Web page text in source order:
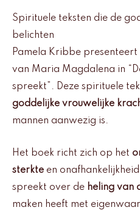
Spirituele teksten die de
belichten
Pamela Kribbe
van Maria Magdalena in
spreekt”. Deze spirituele
goddelijke vrouwelijke
mannen aanwezig is.
Het boek richt zich op het
sterkte en
spreekt over de heling van
maken heeft met